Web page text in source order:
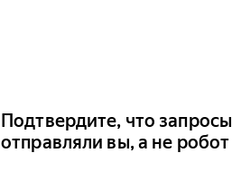
Подтвердите, что запросы
отправляли вы, а не робот